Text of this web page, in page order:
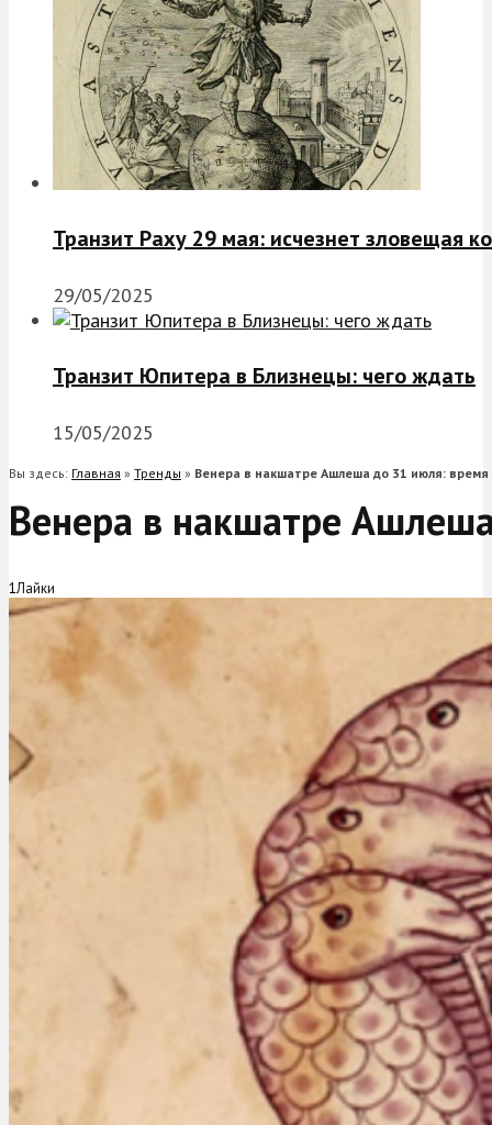
Транзит Раху 29 мая: исчезнет зловещая
29/05/2025
Транзит Юпитера в Близнецы: чего ждать
15/05/2025
Вы здесь: Главная » Тренды » Венера в накшатре Ашлеша до 31 июля: время
Венера в накшатре
1Лайки